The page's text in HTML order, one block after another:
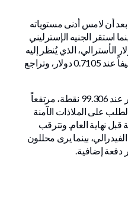
إلى 1.16025 دولار، بعد أن لامس أدنى مستوياته
استقر الجنيه الإسترليني
الأسترالي، الذي يُنظر إليه
كمؤشر على شهية المخاطرة، ضعيفاً عند 0.7105 دولار، وتراجع
أما مؤشر الدولار الأمريكي فاستقر عند 99.306 نقطة، مرتفعاً
من الطلب على الملاذات الآمنة
قبل نهاية العام. وتترقب
بينما يرى محللون
دفعة إضافية.